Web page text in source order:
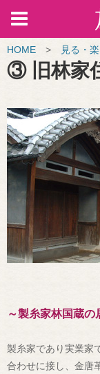
HOME > 見る・
③ 旧林家
～製糸家林国蔵
製糸家であり実業家
合わせに接し、金唐